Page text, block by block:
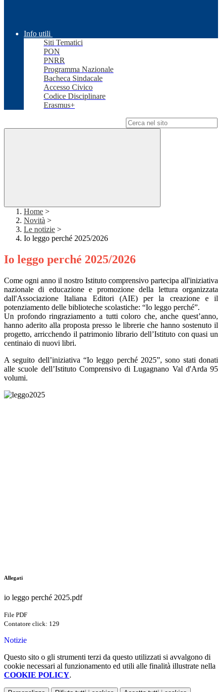
Info utili
Siti Tematici
PON
PNRR
Programma Nazionale
Bacheca Sindacale
Accesso Civico
Codice Disciplinare
Erasmus+
Home >
Novità >
Le notizie >
Io leggo perché 2025/2026
Io leggo perché 2025/2026
Come ogni anno il nostro Istituto comprensivo partecipa all'iniziativa
nazionale di educazione e promozione della lettura organizzata
dall'Associazione Italiana Editori (AIE) per la creazione e il
potenziamento delle biblioteche scolastiche: “Io leggo perché”.
Un profondo ringraziamento a tutti coloro che, anche quest’anno,
hanno aderito alla proposta presso le librerie che hanno sostenuto il
progetto, arricchendo il patrimonio librario dell’Istituto con quasi un
centinaio di nuovi libri.
A seguito dell’iniziativa “Io leggo perché 2025”, sono stati donati
alle scuole dell’Istituto Comprensivo di Lugagnano Val d'Arda 95
volumi.
Allegati
io leggo perché 2025.pdf
File PDF
Contatore click: 129
Notizie
Questo sito o gli strumenti terzi da questo utilizzati si avvalgono di
cookie necessari al funzionamento ed utili alle finalità illustrate nella
COOKIE POLICY.